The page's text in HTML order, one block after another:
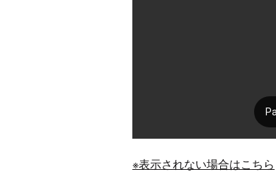
※表示されない場合はこちら